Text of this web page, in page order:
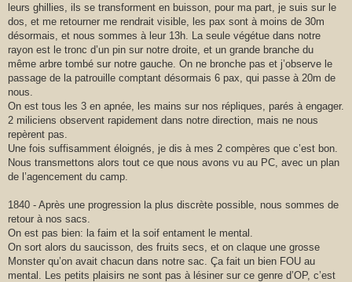
leurs ghillies, ils se transforment en buisson, pour ma part, je suis sur le
dos, et me retourner me rendrait visible, les pax sont à moins de 30m
désormais, et nous sommes à leur 13h. La seule végétue dans notre
rayon est le tronc d’un pin sur notre droite, et un grande branche du
même arbre tombé sur notre gauche. On ne bronche pas et j’observe le
passage de la patrouille comptant désormais 6 pax, qui passe à 20m de
nous.
On est tous les 3 en apnée, les mains sur nos répliques, parés à engager.
2 miliciens observent rapidement dans notre direction, mais ne nous
repèrent pas.
Une fois suffisamment éloignés, je dis à mes 2 compères que c’est bon.
Nous transmettons alors tout ce que nous avons vu au PC, avec un plan
de l’agencement du camp.
1840 - Après une progression la plus discrète possible, nous sommes de
retour à nos sacs.
On est pas bien: la faim et la soif entament le mental.
On sort alors du saucisson, des fruits secs, et on claque une grosse
Monster qu’on avait chacun dans notre sac. Ça fait un bien FOU au
mental. Les petits plaisirs ne sont pas à lésiner sur ce genre d’OP, c’est